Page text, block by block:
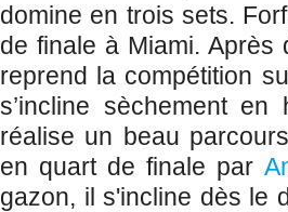
domine en trois sets.
de finale à Miami. Après
reprend la compétition
s’incline sèchement
réalise un beau
en quart de finale par
gazon, il s'incline dès le